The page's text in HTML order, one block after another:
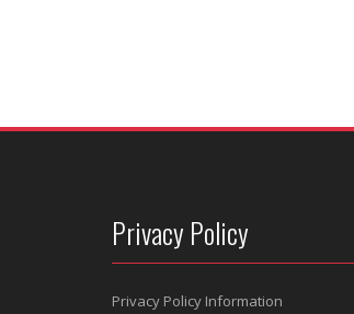
Privacy Policy
Privacy Policy Information